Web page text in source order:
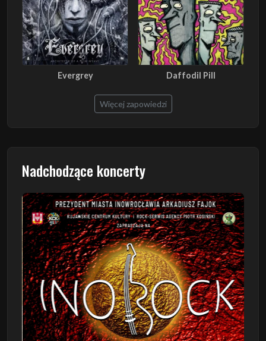
Evergrey Daffodil Pill
Więcej zapowiedzi
Nadchodzące koncerty